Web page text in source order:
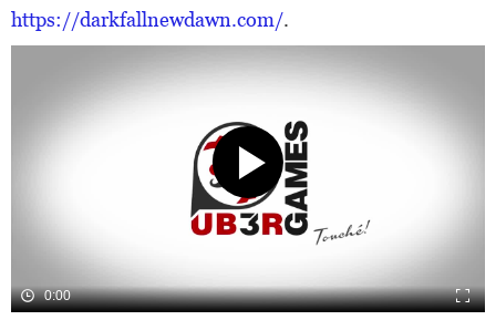
https://darkfallnewdawn.com/.
0:00